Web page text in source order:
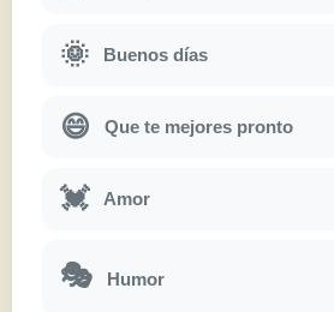
🌞 Buenos días
😄 Que te mejores pronto
💓 Amor
🎭 Humor